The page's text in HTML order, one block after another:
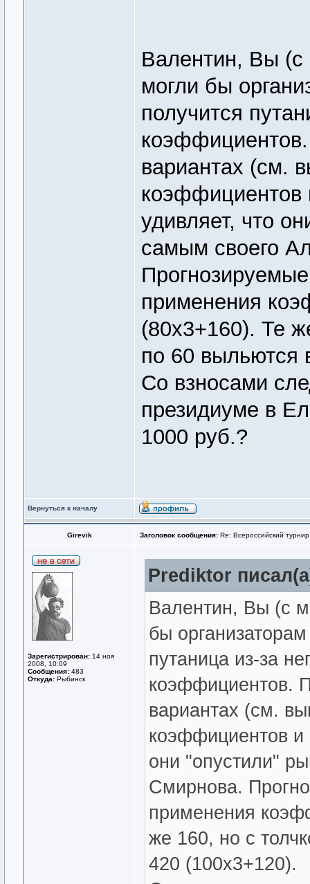
Валентин, Вы (с
могли бы
получится
вариантах (см.
коэффициентов
удивляет, что
самым своего
применения
(80х3+160). Те
по 60 выльются
Со взносами
президиуме в
1000 руб.?
Вернуться к началу
Girevik Заголовок сообщения: Re: Всероссийский
Зарегистрирован: 14 ноя
2008, 10:09
Сообщения: 483
Откуда: Рыбинск
Prediktor
Валентин, Вы (с
бы
путаница из-за
коэффициентов.
вариантах (см.
коэффициентов и
они "опустили"
Смирнова.
применения
же 160, но с
420 (100х3+120).